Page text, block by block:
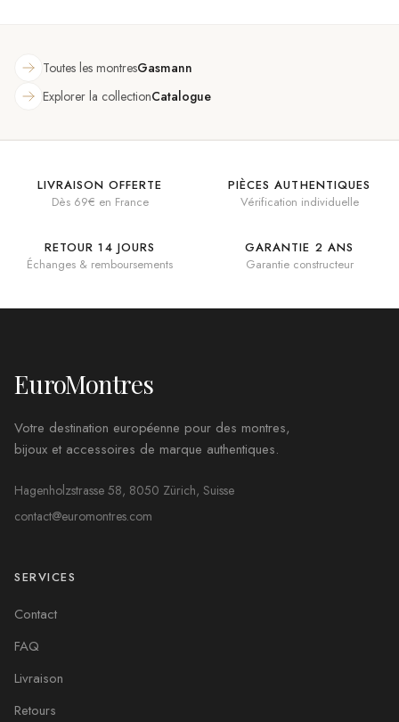
Toutes les montresGasmann
Explorer la collectionCatalogue
LIVRAISON OFFERTE
Dès 69€ en France
PIÈCES AUTHENTIQUES
Vérification individuelle
RETOUR 14 JOURS
Échanges & remboursements
GARANTIE 2 ANS
Garantie constructeur
EuroMontres
Votre destination européenne pour des montres,
bijoux et accessoires de marque authentiques.
Hagenholzstrasse 58, 8050 Zürich, Suisse
contact@euromontres.com
SERVICES
Contact
FAQ
Livraison
Retours